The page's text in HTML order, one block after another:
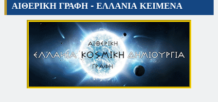
ΑΙΘΕΡΙΚΗ ΓΡΑΦΗ - ΕΛΛΑΝΙΑ ΚΕΙΜΕΝΑ